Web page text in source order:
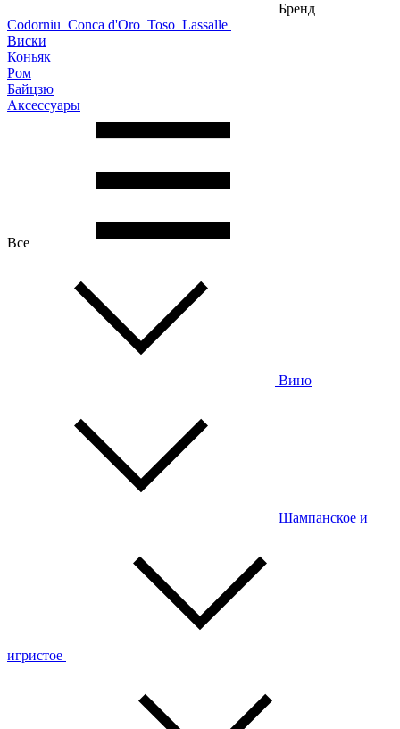
Бренд
Codorniu Conca d'Oro Toso Lassalle
Виски
Коньяк
Ром
Байцзю
Аксессуары
Все
Вино
Шампанское и
игристое